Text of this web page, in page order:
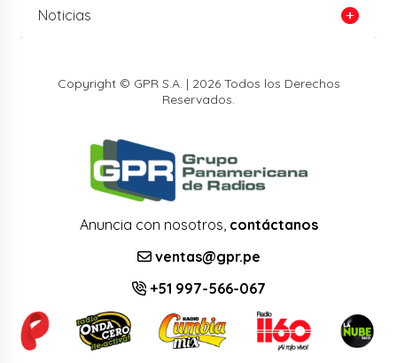
Noticias
Copyright © GPR S.A. | 2026 Todos los Derechos
Reservados.
Anuncia con nosotros, contáctanos
ventas@gpr.pe
+51 997-566-067